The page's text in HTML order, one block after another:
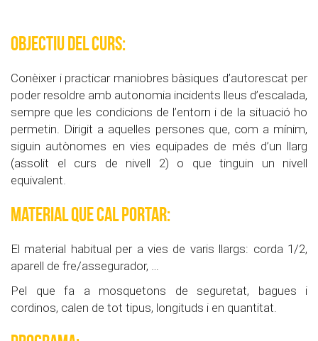
Objectiu del curs:
Conèixer i practicar maniobres bàsiques d’autorescat per
poder resoldre amb autonomia incidents lleus d’escalada,
sempre que les condicions de l’entorn i de la situació ho
permetin. Dirigit a aquelles persones que, com a mínim,
siguin autònomes en vies equipades de més d’un llarg
(assolit el curs de nivell 2) o que tinguin un nivell
equivalent.
Material que cal portar:
El material habitual per a vies de varis llargs: corda 1/2,
aparell de fre/assegurador, …
Pel que fa a mosquetons de seguretat, bagues i
cordinos, calen de tot tipus, longituds i en quantitat.